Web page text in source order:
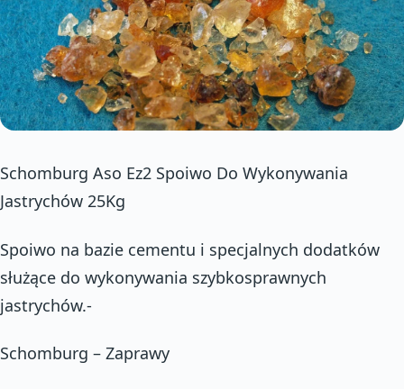
Schomburg Aso Ez2 Spoiwo Do Wykonywania
Jastrychów 25Kg
Spoiwo na bazie cementu i specjalnych dodatków
służące do wykonywania szybkosprawnych
jastrychów.-
Schomburg – Zaprawy